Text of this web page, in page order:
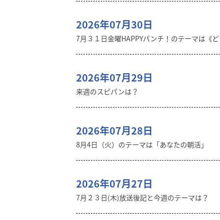
2026年07月30日
7月３１日金曜HAPPYパンチ！のテーマは《ど
2026年07月29日
来週のスピパンは？
2026年07月28日
8月4日（火）のテーマは「あなたの朝活」
2026年07月27日
7月２３日(木)放送後記と今週のテーマは？